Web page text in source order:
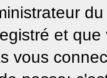
et
vous